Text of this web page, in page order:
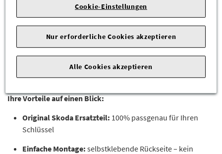
Perfekte Details für Ihren Schlüssel:Dieses originale Skoda-
Emblem ist passgenau für Zündschlüssel und
Fernbedienungen von Fabia III, Karoq, Kodiaq, Octavia III und
Superb III. Dank selbstklebender Rückseite lässt es sich
schnell und einfach anbringen und sorgt für ein hochwertiges
Finish.
Ihre Vorteile auf einen Blick:
Original Skoda Ersatzteil: 100% passgenau für Ihren
Schlüssel
Einfache Montage: selbstklebende Rückseite – kein
Cookie-Einstellungen
Nur erforderliche Cookies akzeptieren
Alle Cookies akzeptieren